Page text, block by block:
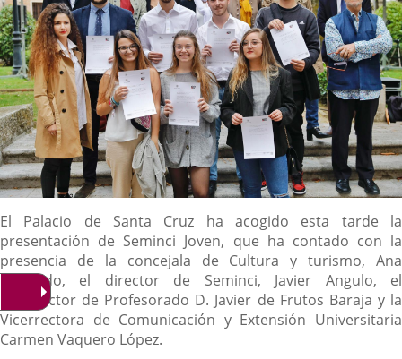
Descripción
El Palacio de Santa Cruz ha acogido esta tarde la
presentación de Seminci Joven, que ha contado con la
presencia de la concejala de Cultura y turismo, Ana
Redondo, el director de Seminci, Javier Angulo, el
Vicerrector de Profesorado D. Javier de Frutos Baraja y la
Vicerrectora de Comunicación y Extensión Universitaria
Carmen Vaquero López.